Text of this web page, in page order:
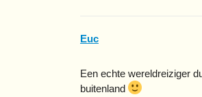
Euc
Een echte wereldreiziger
buitenland